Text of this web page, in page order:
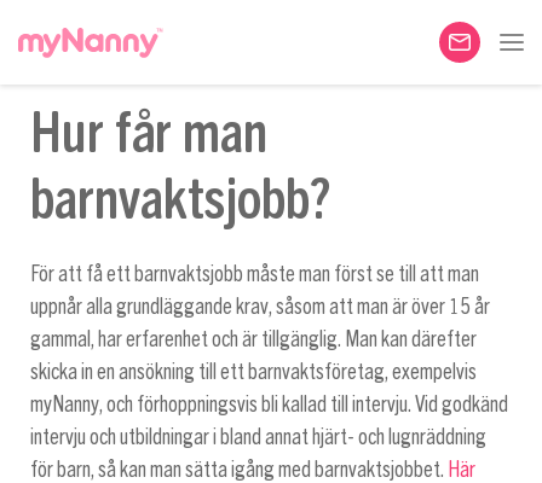
Hur får man
barnvaktsjobb?
För att få ett barnvaktsjobb måste man först se till att man
uppnår alla grundläggande krav, såsom att man är över 15 år
gammal, har erfarenhet och är tillgänglig. Man kan därefter
skicka in en ansökning till ett barnvaktsföretag, exempelvis
myNanny, och förhoppningsvis bli kallad till intervju. Vid godkänd
intervju och utbildningar i bland annat hjärt- och lugnräddning
för barn, så kan man sätta igång med barnvaktsjobbet. Här